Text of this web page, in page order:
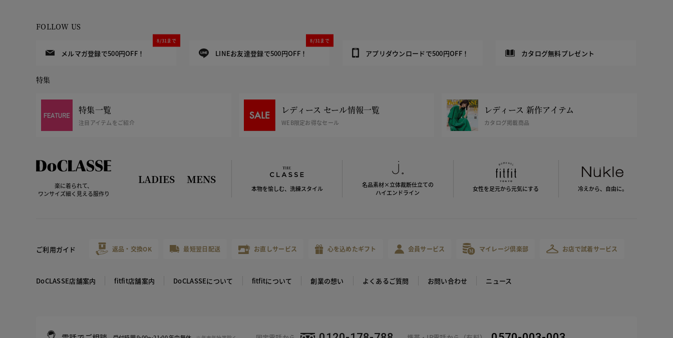
FOLLOW US
メルマガ登録で500円OFF！
8/31まで
LINEお友達登録で500円OFF！
8/31まで
アプリダウンロードで500円OFF！ カタログ無料プレゼント
特集
特集一覧
注目アイテムをご紹介
レディース セール情報一覧
WEB限定お得なセール
レディース 新作アイテム
カタログ掲載商品
楽に着られて、
ワンサイズ細く見える服作り
LADIES MENS
本物を愉しむ、洗練スタイル
名品素材×立体裁断仕立ての
ハイエンドライン
女性を足元から元気にする 冷えから、 自由に。
ご利用ガイド 返品・交換OK 最短翌日配送 お直しサービス 心を込めたギフト 会員サービス マイレージ倶楽部 お店で試着サービス
DoCLASSE店舗案内 fitfit店舗案内 DoCLASSEについて fitfitについて 創業の想い よくあるご質問 お問い合わせ ニュース